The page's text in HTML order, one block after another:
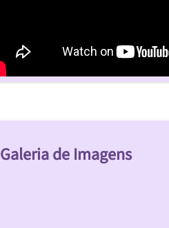
Galeria de Imagens